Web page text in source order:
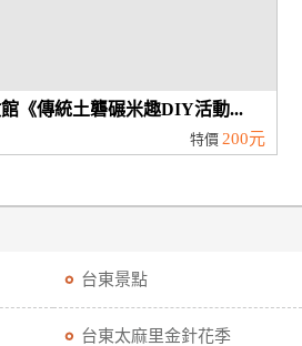
《傳統土礱碾米趣DIY活動...
特價 200元
台東景點
台東太麻里金針花季